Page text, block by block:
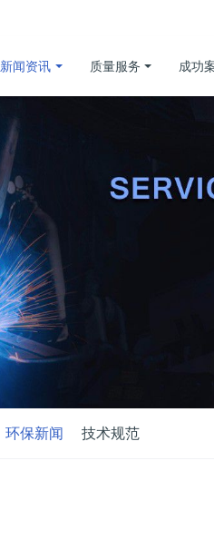
新闻资讯 质量服务 成功
环保新闻 技术规范